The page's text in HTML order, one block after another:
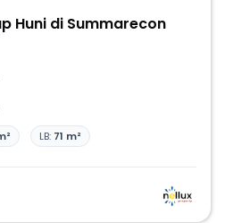
Huni di Summarecon
LB: 71 m²